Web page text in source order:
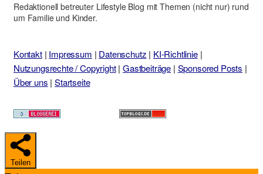
Redaktionell betreuter Lifestyle Blog mit Themen (nicht nur) rund
um Familie und Kinder.
Kontakt| Impressum | Datenschutz | KI-Richtlinie|
Nutzungsrechte / Copyright|Gastbeiträge | Sponsored Posts |
Über uns |Startseite
Teilen